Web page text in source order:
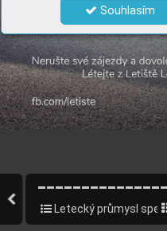
Souhlasím
Letecký průmysl